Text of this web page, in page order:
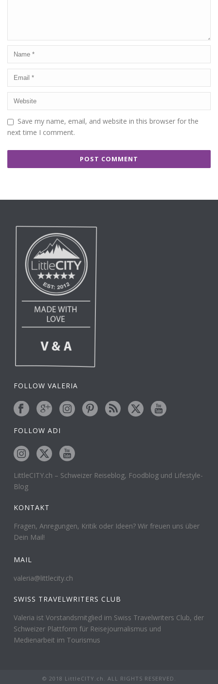
Save my name, email, and website in this browser for the
next time I comment.
FOLLOW VALERIA
FOLLOW ADI
LittleCITY.ch – Schweizer Reiseblog, Foodblog und Lifestyle-
Blog
KONTAKT
Fragen, Anregungen, Kritik oder Ideen? Wir freuen uns über
Dein Mail!
MAIL
valeria@littlecity.ch
SWISS TRAVELWRITERS CLUB
Valeria ist Vorstandsmitglied im Swiss Travelwriters Club, der
Schweizer Plattform für Reisejournalismus und
Medienarbeit im Tourismus
© 2018 LittleCITY.ch. ALL RIGHTS RESERVED.